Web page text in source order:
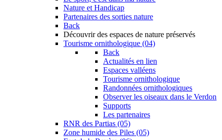
Nature et Handicap
Partenaires des sorties nature
Back
Découvrir des espaces de nature préservés
Tourisme ornithologique (04)
Back
Actualités en lien
Espaces valléens
Tourisme ornithologique
Randonnées ornithologiques
Observer les oiseaux dans le Verdon
Supports
Les partenaires
RNR des Partias (05)
Zone humide des Piles (05)